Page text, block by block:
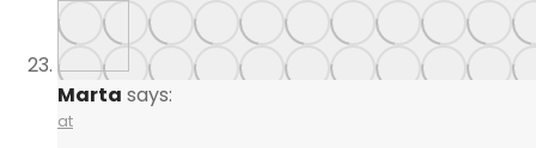
Marta says:
at